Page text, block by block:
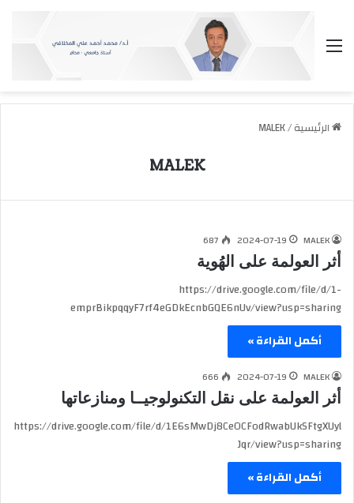
القائمة
الرئيسية/
MALEK
MALEK
MALEK
2024-07-19
687
أثر العولمة على الهُوية
https://drive.google.com/file/d/1-
emprBikpqqyF7rf4eGDkEcnbGQE6nUv/view?usp=sharing
أكمل القراءة »
MALEK
2024-07-19
666
أثر العولمة على نقل التكنولوجيــا ومنازعاتها
https://drive.google.com/file/d/1E6sMwDj8CeOCFodRwabUkSFtgXUyl
Jqr/view?usp=sharing
أكمل القراءة »